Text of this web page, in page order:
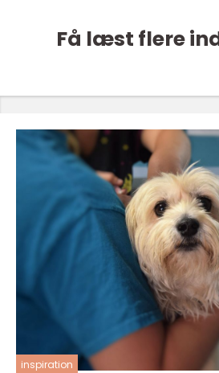
Få læst flere
inspiration